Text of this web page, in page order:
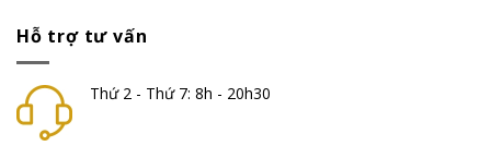
Hỗ trợ tư vấn
Thứ 2 - Thứ 7: 8h - 20h30